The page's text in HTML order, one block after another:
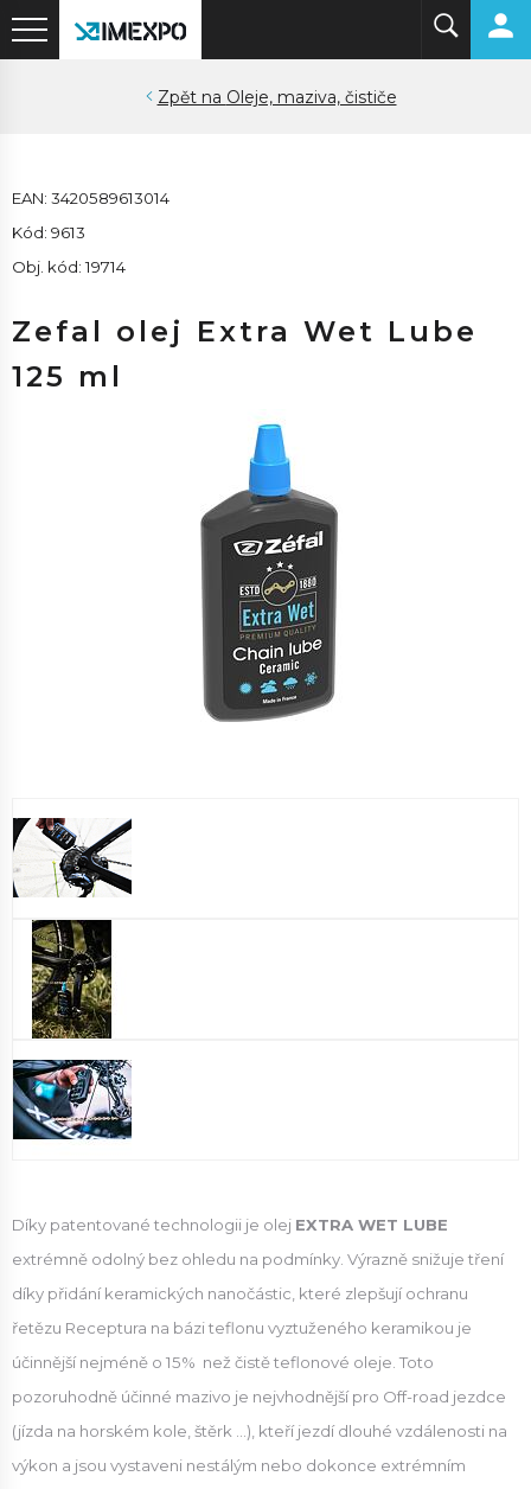
Oleje, maziva, čističe
EAN: 3420589613014
Kód: 9613
Obj. kód: 19714
Zefal olej Extra Wet Lube
125 ml
Díky patentované technologii je olej EXTRA WET LUBE
extrémně odolný bez ohledu na podmínky. Výrazně snižuje tření
díky přidání keramických nanočástic, které zlepšují ochranu
řetězu Receptura na bázi teflonu vyztuženého keramikou je
účinnější nejméně o 15% než čistě teflonové oleje. Toto
pozoruhodně účinné mazivo je nejvhodnější pro Off-road jezdce
(jízda na horském kole, štěrk ...), kteří jezdí dlouhé vzdálenosti na
výkon a jsou vystaveni nestálým nebo dokonce extrémním